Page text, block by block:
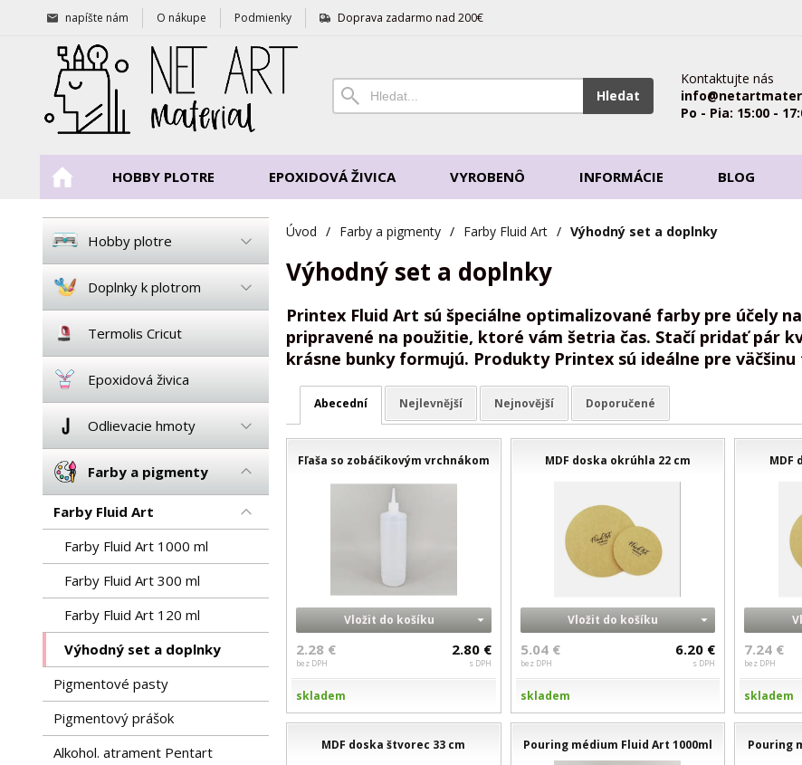
napíšte nám O nákupe Podmienky Doprava zadarmo nad 200€
Hledat
Kontaktujte nás
Po - Pia: 15:00 -
HOBBY PLOTRE EPOXIDOVÁ ŽIVICA VYROBENÔ INFORMÁCIE BLOG
Hobby plotre
Doplnky k plotrom
Termolis Cricut
Epoxidová živica
Odlievacie hmoty
Farby a pigmenty
Farby Fluid Art
Farby Fluid Art 1000 ml
Farby Fluid Art 300 ml
Farby Fluid Art 120 ml
Výhodný set a doplnky
Pigmentové pasty
Pigmentový prášok
Alkohol. atrament Pentart
Úvod / Farby a pigmenty / Farby Fluid Art / Výhodný set a doplnky
Výhodný set a doplnky
Printex Fluid Art sú špeciálne optimalizované farby pre účely
pripravené na použitie, ktoré vám šetria čas. Stačí pridať pár
krásne bunky formujú. Produkty Printex sú ideálne pre
Abecední Nejlevnější Nejnovější Doporučené
Fľaša so zobáčikovým vrchnákom
Vložit do košíku
2.28 €
bez DPH
2.80 €
s DPH
skladem
MDF doska okrúhla 22 cm
Vložit do košíku
5.04 €
bez DPH
6.20 €
s DPH
skladem
MDF
7.24 €
bez DPH
skladem
MDF doska štvorec 33 cm Pouring médium Fluid Art 1000ml Pouring